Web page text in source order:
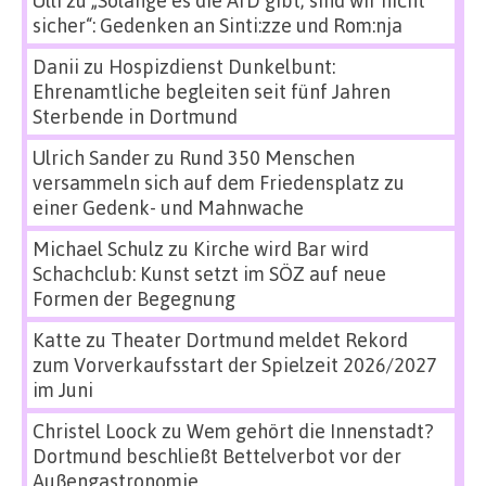
sicher“: Gedenken an Sinti:zze und Rom:nja
Danii zu Hospizdienst Dunkelbunt:
Ehrenamtliche begleiten seit fünf Jahren
Sterbende in Dortmund
Ulrich Sanderzu Rund 350 Menschen
versammeln sich auf dem Friedensplatz zu
einer Gedenk- und Mahnwache
Michael Schulz zu Kirche wird Bar wird
Schachclub: Kunst setzt im SÖZ auf neue
Formen der Begegnung
Katte zu Theater Dortmund meldet Rekord
zum Vorverkaufsstart der Spielzeit 2026/2027
im Juni
Christel Loock zu Wem gehört die Innenstadt?
Dortmund beschließt Bettelverbot vor der
Außengastronomie